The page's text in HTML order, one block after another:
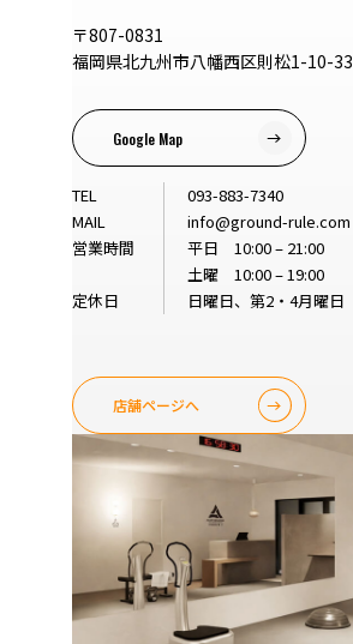
〒807-0831
福岡県北九州市八幡西区則松1-10-33
Google Map
TEL
093-883-7340
MAIL
info@ground-rule.com
営業時間
平日 10:00 – 21:00
土曜 10:00 – 19:00
定休日
日曜日、第2・4月曜日
店舗ページへ